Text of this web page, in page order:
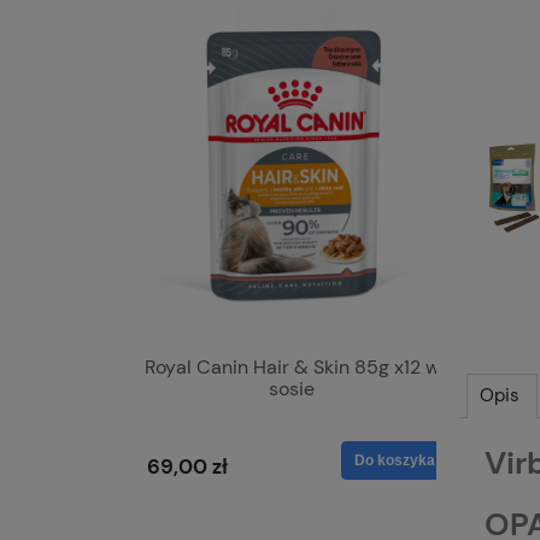
Royal Canin Hair & Skin 85g x12 w
sosie
69,00 zł Do koszyka
Opis